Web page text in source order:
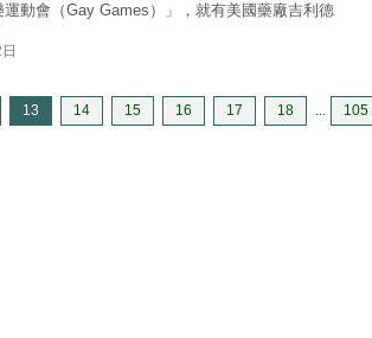
動會（Gay Games）」，就有美國藥廠吉利德
13 14 15 16 17 18 ... 105